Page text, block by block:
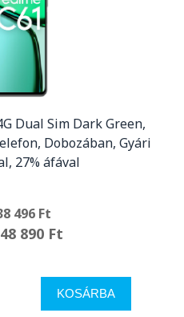
Dual Sim Dark Green,
Dobozában, Gyári
27% áfával
496 Ft
48 890 Ft
KOSÁRBA